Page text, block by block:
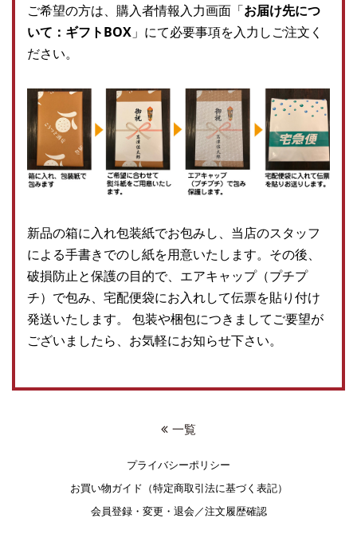
ご希望の方は、購入者情報入力画面「お届け先につ
いて：ギフトBOX 」にて必要事項を入力しご注文く
ださい。
新品の箱に入れ包装紙でお包みし、当店のスタッフ
による手書きでのし紙を用意いたします。その後、
破損防止と保護の目的で、エアキャップ（プチプ
チ）で包み、宅配便袋にお入れして伝票を貼り付け
発送いたします。 包装や梱包につきましてご要望が
ございましたら、お気軽にお知らせ下さい。
一覧
プライバシーポリシー
お買い物ガイド（特定商取引法に基づく表記）
会員登録・変更・退会／注文履歴確認